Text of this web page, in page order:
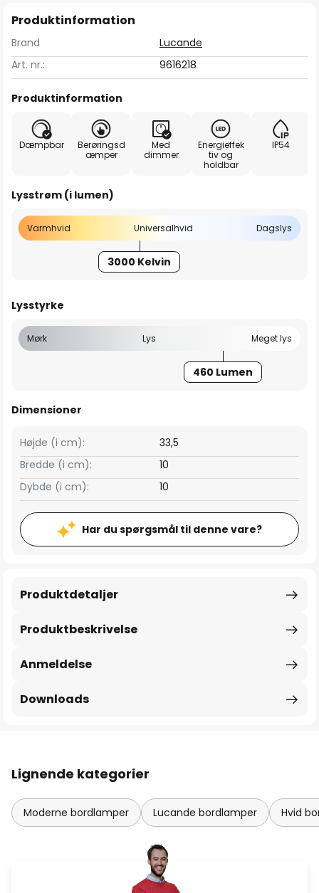
Produktinformation
Brand
Lucande
Art. nr.:
9616218
Produktinformation
Dæmpbar
Berøringsd
æmper
Med
dimmer
Energieffek
tiv og
holdbar
IP54
Lysstrøm (i lumen)
Varmhvid Universalhvid Dagslys
3000 Kelvin
Lysstyrke
Mørk Lys Meget lys
460 Lumen
Dimensioner
Bredde (i cm): 10
Højde (i cm): 33,5
Dybde (i cm): 10
Har du spørgsmål til denne vare?
Produktbeskrivelse
Produktdetaljer
Anmeldelse
Downloads
Lignende kategorier
Moderne bordlamper Lucande bordlamper Hvid